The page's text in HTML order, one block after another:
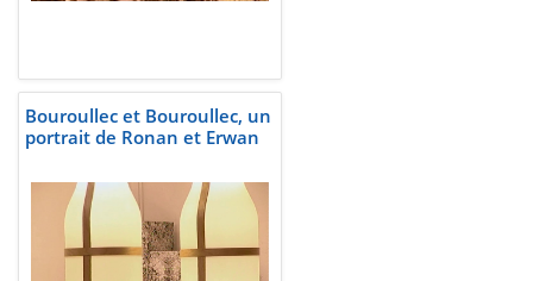
Bouroullec et Bouroullec, un
portrait de Ronan et Erwan